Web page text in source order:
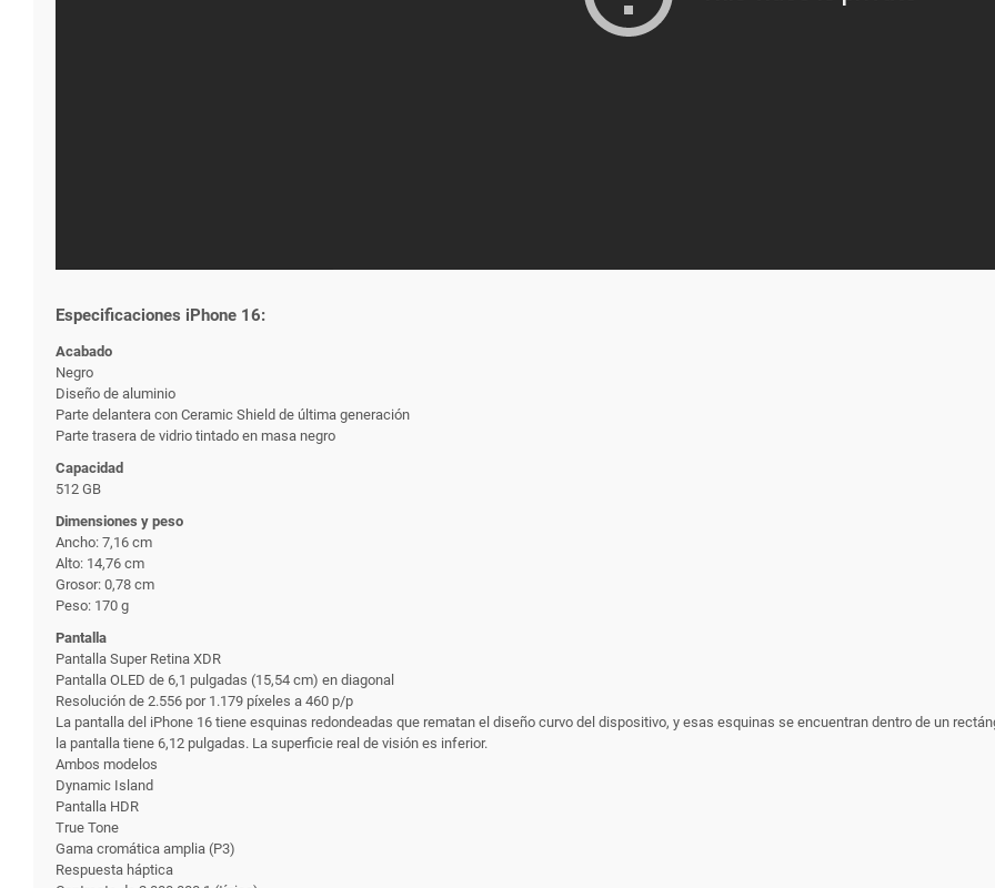
Especificaciones iPhone 16:
Acabado
Negro
Diseño de aluminio
Parte delantera con Ceramic Shield de última generación
Parte trasera de vidrio tintado en masa negro
Capacidad
512 GB
Dimensiones y peso
Ancho: 7,16 cm
Alto: 14,76 cm
Grosor: 0,78 cm
Peso: 170 g
Pantalla
Pantalla Super Retina XDR
Pantalla OLED de 6,1 pulgadas (15,54 cm) en diagonal
Resolución de 2.556 por 1.179 píxeles a 460 p/p
La pantalla del iPhone 16 tiene esquinas redondeadas que rematan el diseño curvo del dispositivo, y esas esquinas se encuentran dentro de un
la pantalla tiene 6,12 pulgadas. La superficie real de visión es inferior.
Ambos modelos
Dynamic Island
Pantalla HDR
True Tone
Gama cromática amplia (P3)
Respuesta háptica